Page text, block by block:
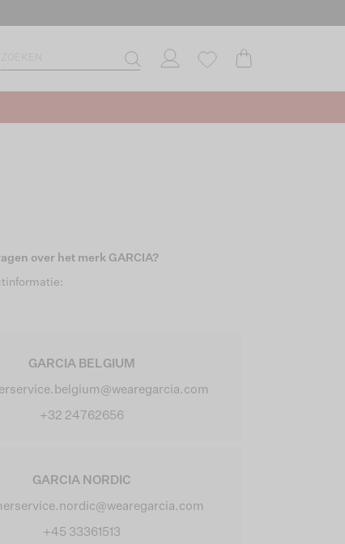
over het merk GARCIA?
GARCIA BELGIUM
+32 24762656
GARCIA NORDIC
+45 33361513